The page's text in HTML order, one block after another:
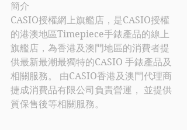
簡介
CASIO授權網上旗艦店，是CASIO授權
的港澳地區Timepiece手錶產品的線上
旗艦店，為香港及澳門地區的消費者提
供最新最潮最獨特的CASIO 手錶產品及
相關服務。 由CASIO香港及澳門代理商
捷成消費品有限公司負責營運， 並提供
質保售後等相關服務。